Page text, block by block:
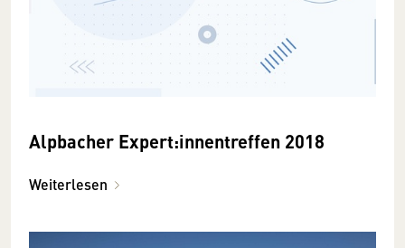
Alpbacher Expert:innentreffen 2018
Weiterlesen